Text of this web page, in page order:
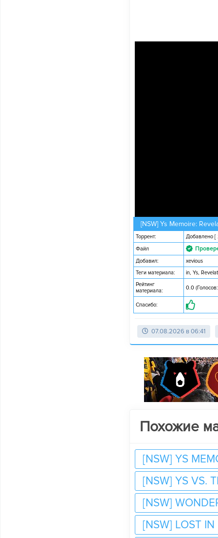
[NSW] Ys Memoire:
Торрент: Добавлено [
Файл
Добавил:
xevious
Теги материала:
in, Ys,
Рейтинг
материала:
0.0
Спасибо:
07.08.2026 в 06:41
Похожие
[NSW] YS
[NSW] YS VS.
[NSW]
[NSW] LOST